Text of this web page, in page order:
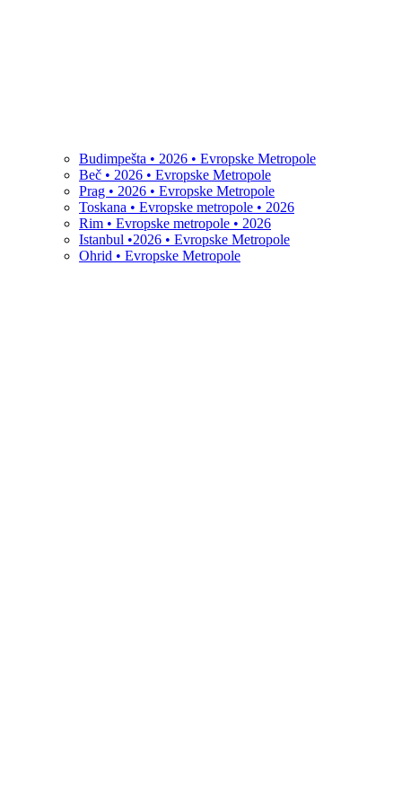
Budimpešta • 2026 • Evropske Metropole
Beč • 2026 • Evropske Metropole
Prag • 2026 • Evropske Metropole
Toskana • Evropske metropole • 2026
Rim • Evropske metropole • 2026
Istanbul •2026 • Evropske Metropole
Ohrid • Evropske Metropole